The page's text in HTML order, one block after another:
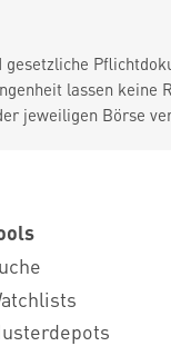
gesetzliche
lassen
jeweiligen Börse